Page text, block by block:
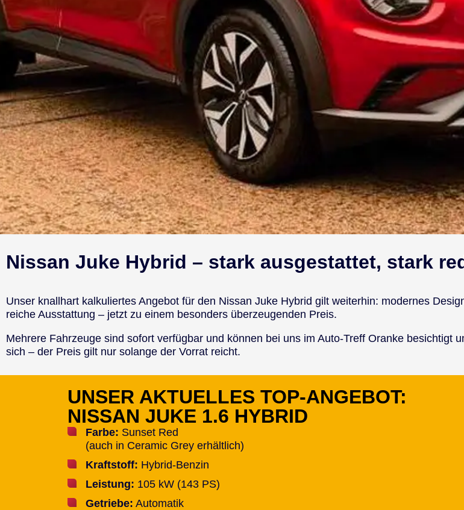
Nissan Juke Hybrid – stark ausgestattet, stark
Un­ser knall­hart kal­ku­lier­tes An­ge­bot für den Nis­san Juke Hy­brid gilt wei­ter­hin: mo­der­nes
rei­che Aus­stat­tung – jetzt zu ei­nem be­son­ders über­zeu­gen­den Preis.
Meh­re­re Fahr­zeu­ge sind so­fort ver­füg­bar und kön­nen bei uns im Auto-Treff Oran­ke be­sich­tigt
sich – der Preis gilt nur so­lan­ge der Vor­rat reicht.
UNSER AKTUELLES TOP-ANGEBOT:
NISSAN JUKE 1.6 HYBRID
Far­be: Sun­set Red
(auch in Cera­mic Grey er­hält­lich)
Kraft­stoff: Hy­brid-Ben­zin
Leis­tung: 105 kW (143 PS)
Ge­trie­be: Au­to­ma­tik